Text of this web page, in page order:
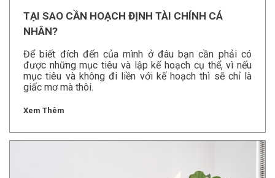
TẠI SAO CẦN HOẠCH ĐỊNH TÀI CHÍNH CÁ
NHÂN?
Để biết đích đến của mình ở đâu bạn cần phải có
được những mục tiêu và lập kế hoạch cụ thể, vì nếu
mục tiêu và không đi liền với kế hoạch thì sẽ chỉ là
giấc mơ mà thôi.
Xem Thêm